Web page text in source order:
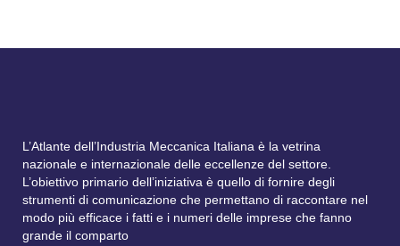
L’Atlante dell’Industria Meccanica Italiana è la vetrina
nazionale e internazionale delle eccellenze del settore.
L’obiettivo primario dell’iniziativa è quello di fornire degli
strumenti di comunicazione che permettano di raccontare nel
modo più efficace i fatti e i numeri delle imprese che fanno
grande il comparto